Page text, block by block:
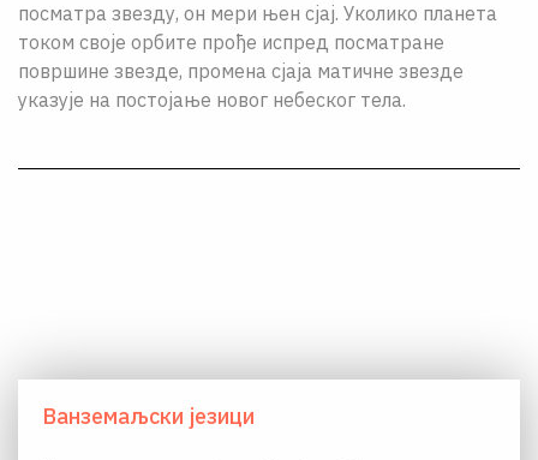
посматра звезду, он мери њен сјај. Уколико планета
током своје орбите прође испред посматране
површине звезде, промена сјаја матичне звезде
указује на постојање новог небеског тела.
Ванземаљски језици